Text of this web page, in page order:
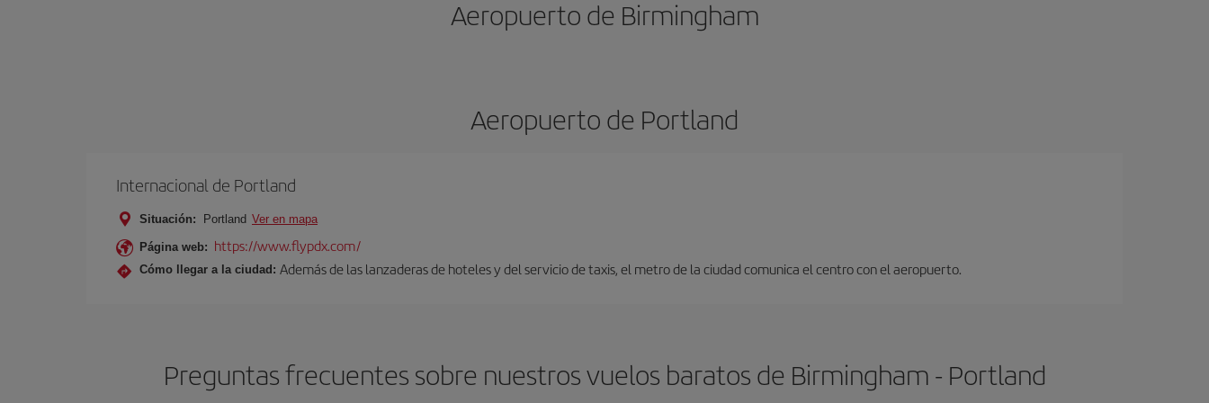
Aeropuerto de Birmingham
Aeropuerto de Portland
Internacional de Portland
Situación: Portland Ver en mapa
Página web: https://www.flypdx.com/
Cómo llegar a la ciudad: Además de las lanzaderas de hoteles y del servicio de taxis, el metro de la ciudad comunica el centro con el aeropuerto.
Preguntas frecuentes sobre nuestros vuelos baratos de Birmingham - Portland